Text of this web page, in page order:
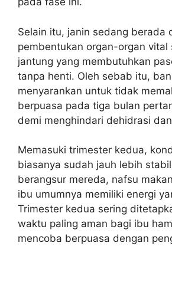
Selain itu, janin sedang berada
pembentukan organ-organ vital
jantung yang membutuhkan
tanpa henti. Oleh sebab itu,
menyarankan untuk tidak
berpuasa pada tiga bulan
demi menghindari dehidrasi
Memasuki trimester kedua,
biasanya sudah jauh lebih
berangsur mereda, nafsu
ibu umumnya memiliki energi
Trimester kedua sering
waktu paling aman bagi ibu
mencoba berpuasa dengan